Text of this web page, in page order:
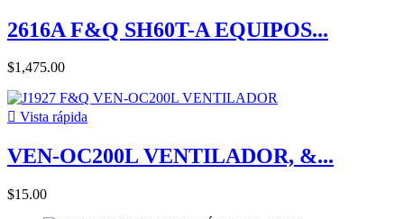
2616A F&Q SH60T-A EQUIPOS...
$1,475.00
 Vista rápida
VEN-OC200L VENTILADOR, &...
$15.00